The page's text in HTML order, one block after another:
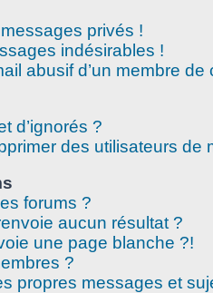
privés !
indésirables !
abusif d’un membre de
d’ignorés ?
des utilisateurs de
forums ?
aucun résultat ?
une page blanche ?!
?
propres messages et